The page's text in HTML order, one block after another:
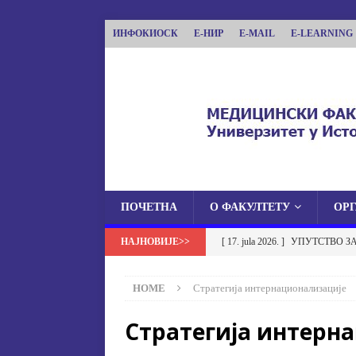
ИНФОКИОСК Е-НИР E-MAIL E-LEARNING
МЕДИЦИНСКИ
МЕДИЦИНСКИ ФАКУЛТЕТ
ПОЧЕТНА О ФАКУЛТЕТУ
[ 17. jula 2026. ] УПУТСТВО
[ 17. jula 2026. ]
ОБАВЈЕШТЕЊА
HOME Стратегија интернационализације
Стратегија